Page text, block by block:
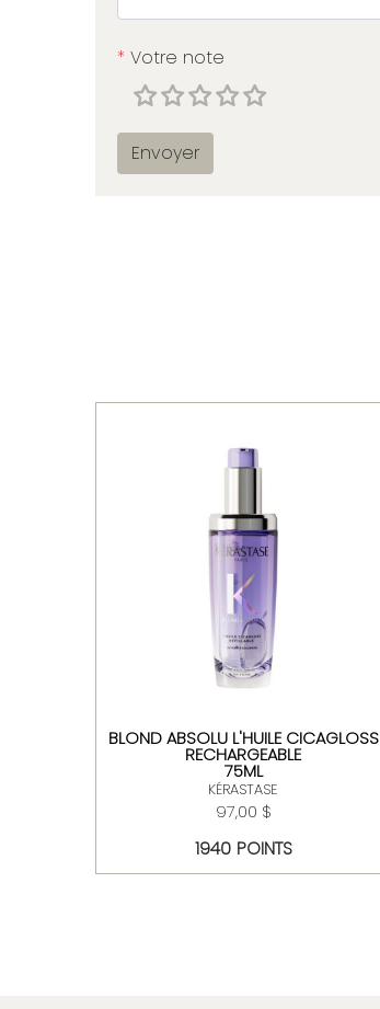
* Votre note
Envoyer
BLOND ABSOLU L'HUILE CICAGLOSS
RECHARGEABLE
75ML
KÉRASTASE
97,00 $
1940 POINTS